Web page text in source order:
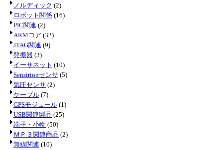
ノルディック (2)
ロボット関係 (16)
PIC関連 (2)
ARMコア (32)
JTAG関連 (9)
発振器 (3)
イーサネット (10)
Sensirionセンサ (5)
気圧センサ (2)
ケーブル (7)
GPSモジュール (1)
USB関連製品 (25)
端子・小物 (50)
ＭＰ３関連商品 (2)
無線関連 (10)